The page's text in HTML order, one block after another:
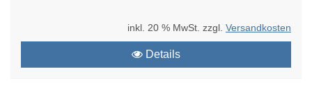
inkl. 20 % MwSt. zzgl. Versandkosten
Details